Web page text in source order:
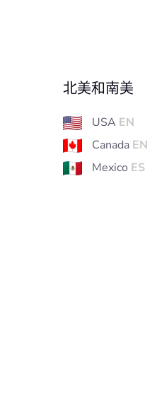
北美和南美
USA EN
Canada EN
Mexico ES